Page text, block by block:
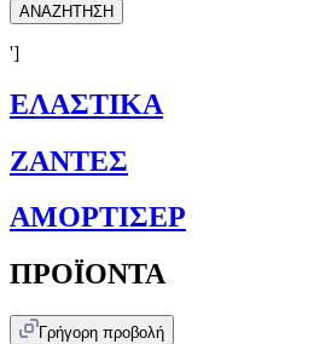
ΑΝΑΖΗΤΗΣΗ
']
ΕΛΑΣΤΙΚΑ
ΖΑΝΤΕΣ
ΑΜΟΡΤΙΣΕΡ
ΠΡΟΪΟΝΤΑ
Γρήγορη προβολή